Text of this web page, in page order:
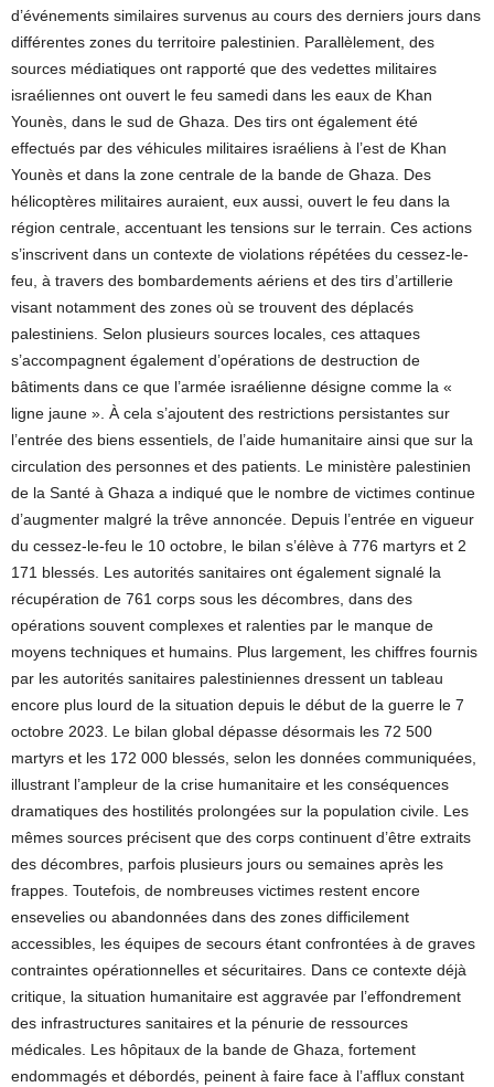
d’événements similaires survenus au cours des derniers jours dans
différentes zones du territoire palestinien. Parallèlement, des
sources médiatiques ont rapporté que des vedettes militaires
israéliennes ont ouvert le feu samedi dans les eaux de Khan
Younès, dans le sud de Ghaza. Des tirs ont également été
effectués par des véhicules militaires israéliens à l’est de Khan
Younès et dans la zone centrale de la bande de Ghaza. Des
hélicoptères militaires auraient, eux aussi, ouvert le feu dans la
région centrale, accentuant les tensions sur le terrain. Ces actions
s’inscrivent dans un contexte de violations répétées du cessez-le-
feu, à travers des bombardements aériens et des tirs d’artillerie
visant notamment des zones où se trouvent des déplacés
palestiniens. Selon plusieurs sources locales, ces attaques
s’accompagnent également d’opérations de destruction de
bâtiments dans ce que l’armée israélienne désigne comme la «
ligne jaune ». À cela s’ajoutent des restrictions persistantes sur
l’entrée des biens essentiels, de l’aide humanitaire ainsi que sur la
circulation des personnes et des patients. Le ministère palestinien
de la Santé à Ghaza a indiqué que le nombre de victimes continue
d’augmenter malgré la trêve annoncée. Depuis l’entrée en vigueur
du cessez-le-feu le 10 octobre, le bilan s’élève à 776 martyrs et 2
171 blessés. Les autorités sanitaires ont également signalé la
récupération de 761 corps sous les décombres, dans des
opérations souvent complexes et ralenties par le manque de
moyens techniques et humains. Plus largement, les chiffres fournis
par les autorités sanitaires palestiniennes dressent un tableau
encore plus lourd de la situation depuis le début de la guerre le 7
octobre 2023. Le bilan global dépasse désormais les 72 500
martyrs et les 172 000 blessés, selon les données communiquées,
illustrant l’ampleur de la crise humanitaire et les conséquences
dramatiques des hostilités prolongées sur la population civile. Les
mêmes sources précisent que des corps continuent d’être extraits
des décombres, parfois plusieurs jours ou semaines après les
frappes. Toutefois, de nombreuses victimes restent encore
ensevelies ou abandonnées dans des zones difficilement
accessibles, les équipes de secours étant confrontées à de graves
contraintes opérationnelles et sécuritaires. Dans ce contexte déjà
critique, la situation humanitaire est aggravée par l’effondrement
des infrastructures sanitaires et la pénurie de ressources
médicales. Les hôpitaux de la bande de Ghaza, fortement
endommagés et débordés, peinent à faire face à l’afflux constant